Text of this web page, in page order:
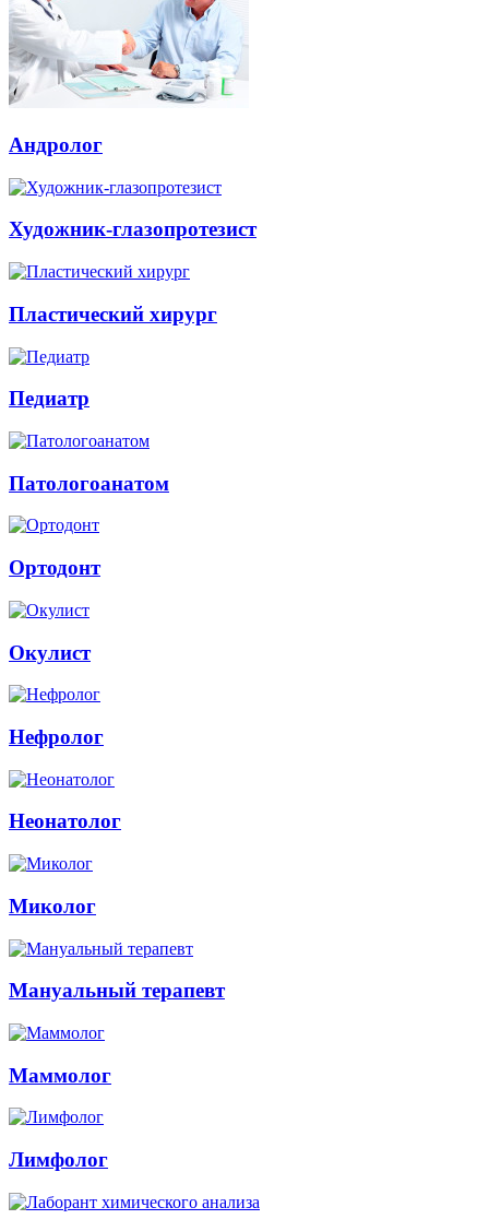
Андролог
Художник-глазопротезист
Пластический хирург
Педиатр
Патологоанатом
Ортодонт
Окулист
Нефролог
Неонатолог
Миколог
Мануальный терапевт
Маммолог
Лимфолог